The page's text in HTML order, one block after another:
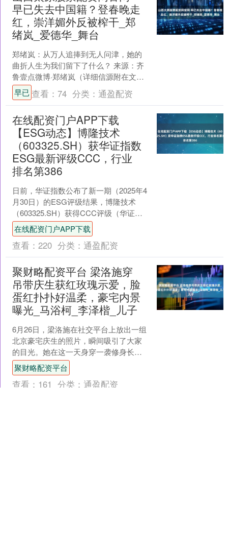
早已失去中国籍？登春晚走
红，崇洋媚外反被榨干_郑
绪岚_爱德华_舞台
郑绪岚：从万人追捧到无人问津，她的
曲折人生为我们留下了什么？ 来源：齐
鲁壹点微博·郑绪岚（详细信源附在文
末） 文/子月水 编辑/子月水 展开剩余
89% 她是80....
早已 查看： 74 分类： 通盈配资
在线配资门户APP下载
【ESG动态】博隆技术
（603325.SH）获华证指数
ESG最新评级CCC，行业
排名第386
日前，华证指数公布了新一期（2025年4
月30日）的ESG评级结果，博隆技术
（603325.SH）获得CCC评级（华证指
数评级为C起至AAA九档，C为最低档，
A....
在线配资门户APP下载
查看： 220 分类： 通盈配资
聚财略配资平台 梁洛施穿
吊带庆生获红玫瑰示爱，脸
蛋红扑扑好温柔，豪宅内景
曝光_马浴柯_李泽楷_儿子
6月26日，梁洛施在社交平台上放出一组
北京豪宅庆生的照片，瞬间吸引了大家
的目光。她在这一天身穿一袭修身长
裙，曲线玲珑，身材依旧保持得堪称完
美。脸上泛着红晕，笑容....
聚财略配资平台
查看： 161 分类： 通盈配资